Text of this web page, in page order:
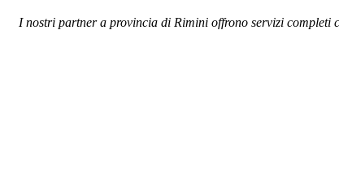
I nostri partner a provincia di Rimini offrono servizi completi